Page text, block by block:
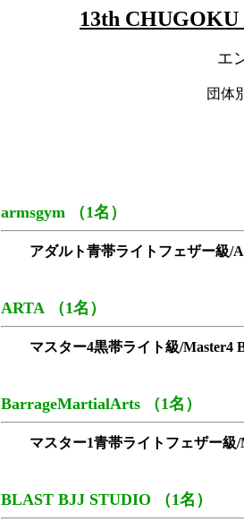
13th
エ
団体
armsgym （1名）
アダルト青帯ライトフェザー級/
ARTA （1名）
マスター4黒帯ライト級/Master4
BarrageMartialArts （1名）
マスター1青帯ライトフェザー級/
BLAST BJJ STUDIO （1名）